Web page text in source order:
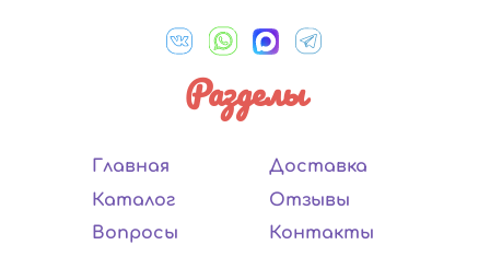
Разделы
Главная
Каталог
Вопросы
Доставка
Отзывы
Контакты